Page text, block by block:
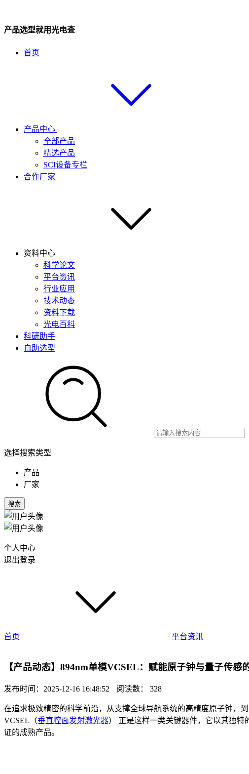
产品选型就用光电查
首页
产品中心
全部产品
精选产品
SCI设备专栏
合作厂家
资料中心
科学论文
平台资讯
行业应用
技术动态
资料下载
光电百科
科研助手
自助选型
选择搜索类型
产品
厂家
搜索
个人中心
退出登录
首页 平台资讯
【产品动态】894nm单模VCSEL：赋能原子钟与量子传感
发布时间：2025-12-16 16:48:52 阅读数： 328
在追求极致精密的科学前沿，从支撑全球导航系统的高精度原子钟，
VCSEL（垂直腔面发射激光器） 正是这样一类关键器件，它以其独特
证的成熟产品。